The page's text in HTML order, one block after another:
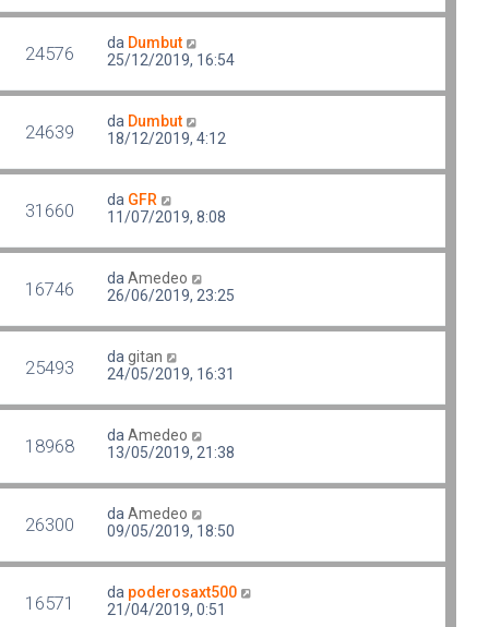
24576 da Dumbut
25/12/2019, 16:54
24639 da Dumbut
18/12/2019, 4:12
31660 da GFR
11/07/2019, 8:08
16746 da Amedeo
26/06/2019, 23:25
25493 da gitan
24/05/2019, 16:31
18968 da Amedeo
13/05/2019, 21:38
26300 da Amedeo
09/05/2019, 18:50
16571 da poderosaxt500
21/04/2019, 0:51